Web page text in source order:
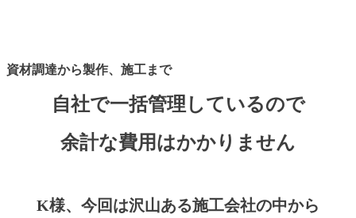
資材調達から製作、施工まで
自社で一括管理しているので
余計な費用はかかりません
K様、 今回は沢山ある施工会社の中から